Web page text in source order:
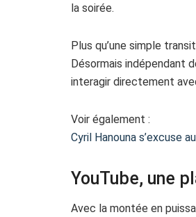
la soirée.
Plus qu’une simple
Désormais indépendant
interagir directement
Voir également :
Cyril Hanouna s’excuse
YouTube, une
Avec la montée en